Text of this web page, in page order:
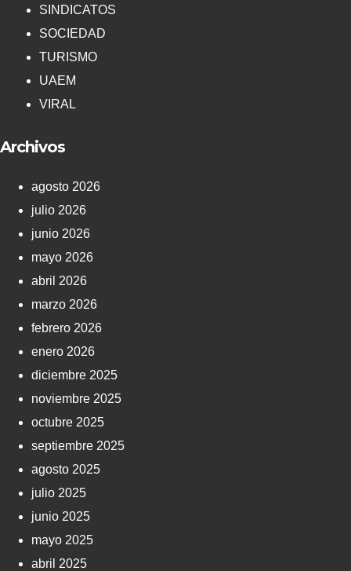
SINDICATOS
SOCIEDAD
TURISMO
UAEM
VIRAL
Archivos
agosto 2026
julio 2026
junio 2026
mayo 2026
abril 2026
marzo 2026
febrero 2026
enero 2026
diciembre 2025
noviembre 2025
octubre 2025
septiembre 2025
agosto 2025
julio 2025
junio 2025
mayo 2025
abril 2025